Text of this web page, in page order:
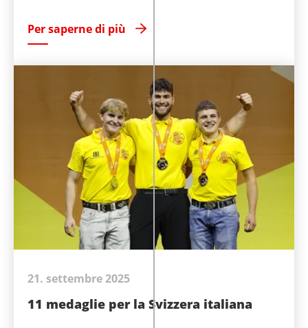
Per saperne di più
21. settembre 2025
11 medaglie per la Svizzera italiana